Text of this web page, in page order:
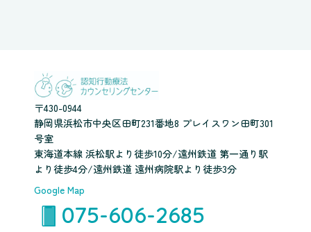
〒430-0944
静岡県浜松市中央区田町231番地8 プレイスワン田町301
号室
東海道本線 浜松駅より徒歩10分/遠州鉄道 第一通り駅
より徒歩4分/遠州鉄道 遠州病院駅より徒歩3分
Google Map
075-606-2685